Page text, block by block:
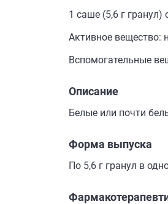
1 саше (5,6 г гранул)
Активное вещество:
Вспомогательные
Описание
Белые или почти
Форма выпуска
По 5,6 г гранул в